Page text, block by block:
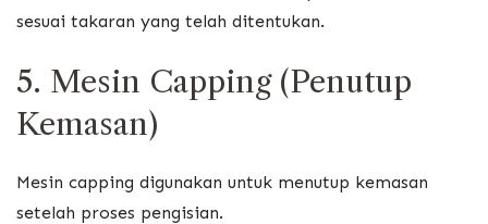
sesuai takaran yang telah ditentukan.
5. Mesin Capping (Penutup
Kemasan)
Mesin capping digunakan untuk menutup kemasan
setelah proses pengisian.